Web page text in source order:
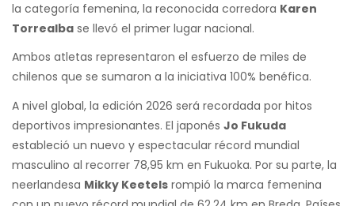
la categoría femenina, la reconocida corredora Karen
Torrealba se llevó el primer lugar nacional.
Ambos atletas representaron el esfuerzo de miles de
chilenos que se sumaron a la iniciativa 100% benéfica.
A nivel global, la edición 2026 será recordada por hitos
deportivos impresionantes. El japonés Jo Fukuda
estableció un nuevo y espectacular récord mundial
masculino al recorrer 78,95 km en Fukuoka. Por su parte, la
neerlandesa Mikky Keetels rompió la marca femenina